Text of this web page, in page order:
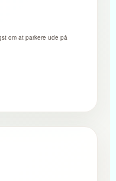
om at parkere ude på